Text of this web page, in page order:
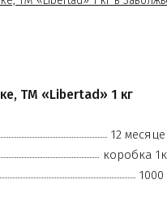
ТМ «Libertad» 1 кг
12
коробка
1000